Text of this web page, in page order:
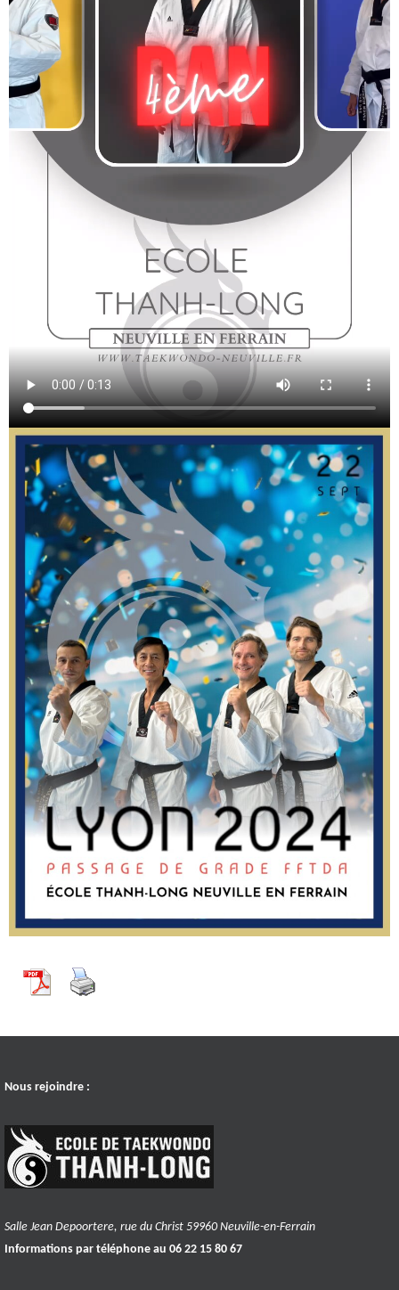
Nous rejoindre :
Salle Jean Depoortere, rue du Christ 59960 Neuville-en-Ferrain
Informations par téléphone au 06 22 15 80 67